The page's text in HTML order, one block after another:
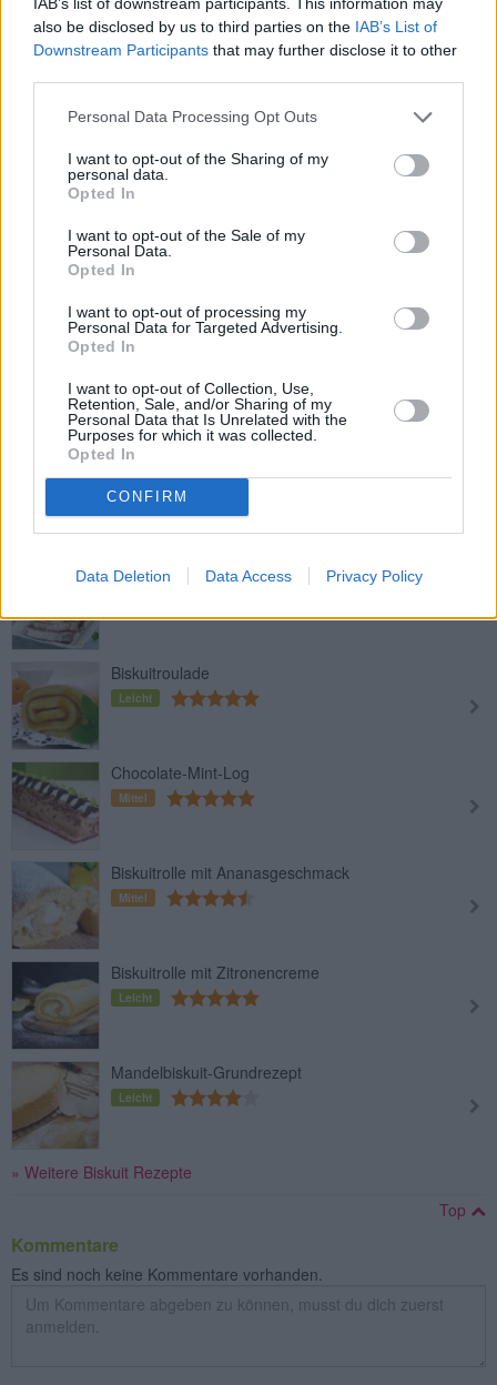
also be disclosed by us to third parties on the IAB’s List of
Downstream Participants that may further disclose it to other
Personal Data Processing Opt Outs
I want to opt-out of the Sharing of my
personal data.
Opted In
I want to opt-out of the Sale of my
Personal Data.
Opted In
I want to opt-out of processing my
Personal Data for Targeted Advertising.
Opted In
I want to opt-out of Collection, Use,
Retention, Sale, and/or Sharing of my
Personal Data that Is Unrelated with the
Purposes for which it was collected.
Opted In
CONFIRM
Data Deletion Data Access Privacy Policy
Biskuitrolle
Leicht
Biskuitteig für Springformen
Leicht
Leicht
Himbeer-Biskuitroulade
Leicht
Schwarzwälderkirsch-Rolle
Biskuitroulade
Leicht
Chocolate-Mint-Log
Mittel
Biskuitrolle mit Ananasgeschmack
Mittel
Biskuitrolle mit Zitronencreme
Leicht
Mandelbiskuit-Grundrezept
Leicht
» Weitere Biskuit Rezepte
Top
Kommentare
Es sind noch keine Kommentare vorhanden.